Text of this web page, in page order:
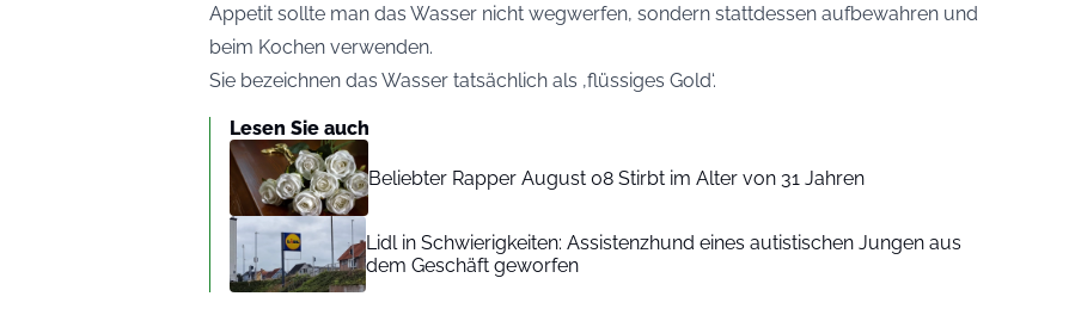
Appetit sollte man das Wasser nicht wegwerfen, sondern stattdessen aufbewahren und
beim Kochen verwenden.
Sie bezeichnen das Wasser tatsächlich als ‚flüssiges Gold‘.
Lesen Sie auch
Beliebter Rapper August 08 Stirbt im Alter von 31 Jahren
Lidl in Schwierigkeiten: Assistenzhund eines autistischen Jungen aus
dem Geschäft geworfen